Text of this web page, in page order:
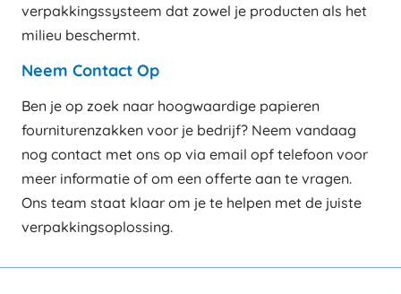
verpakkingssysteem dat zowel je producten als het
milieu beschermt.
Neem Contact Op
Ben je op zoek naar hoogwaardige papieren
fourniturenzakken voor je bedrijf? Neem vandaag
nog contact met ons op via email opf telefoon voor
meer informatie of om een offerte aan te vragen.
Ons team staat klaar om je te helpen met de juiste
verpakkingsoplossing.